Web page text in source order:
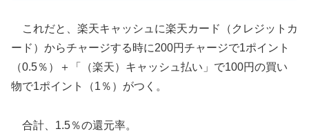
これだと、楽天キャッシュに楽天カード（クレジットカ
ード）からチャージする時に200円チャージで1ポイント
（0.5％）＋「（楽天）キャッシュ払い」で100円の買い
物で1ポイント（1％）がつく。
合計、1.5％の還元率。